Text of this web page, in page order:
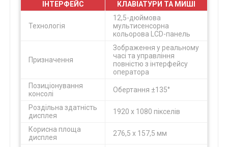
ІНТЕРФЕЙС
КЛАВІАТУРИ ТА МИШІ
Технологія
12,5-дюймова
мультисенсорна
кольорова LCD-панель
Призначення
Зображення у реальному
часі та управління
повністю з інтерфейсу
оператора
Позиціонування
консолі
Обертання ±135°
Роздільна здатність
дисплея
1920 x 1080 пікселів
Корисна площа
дисплея
276,5 x 157,5 мм